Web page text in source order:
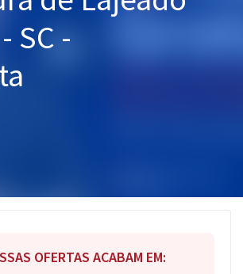
SC -
OFERTAS ACABAM EM: